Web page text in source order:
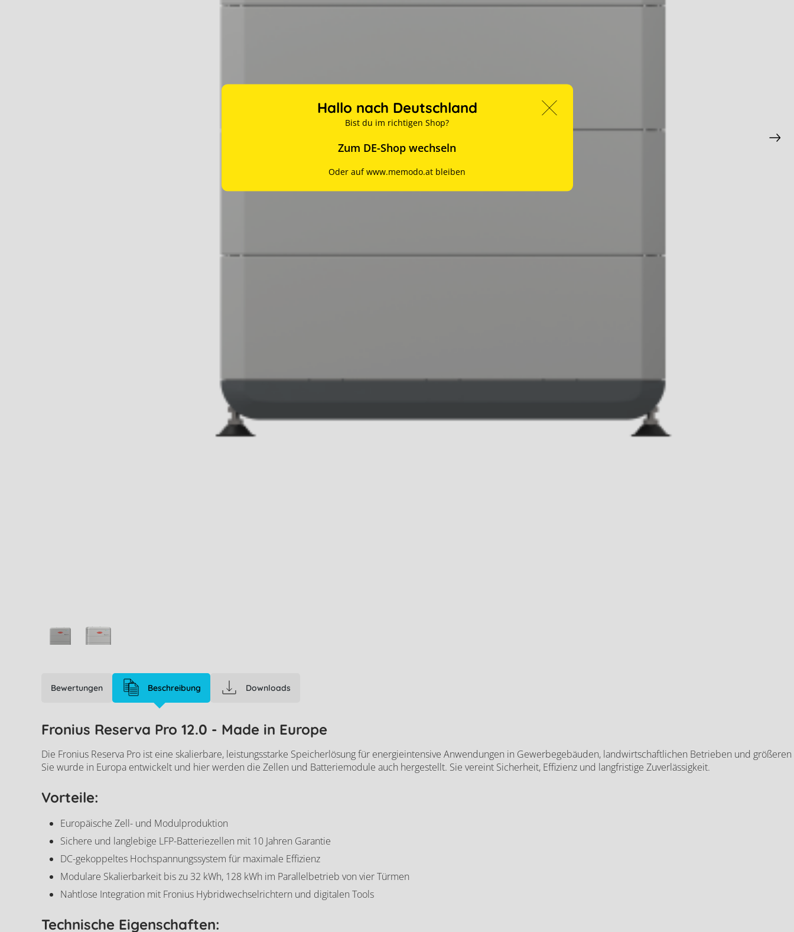
Bewertungen Beschreibung Downloads
Fronius Reserva Pro 12.0 - Made in Europe
Die Fronius Reserva Pro ist eine skalierbare, leistungsstarke Speicherlösung für energieintensive Anwendungen in Gewerbegebäuden, landwirtschaftlichen Betrieben und größeren
Sie wurde in Europa entwickelt und hier werden die Zellen und Batteriemodule auch hergestellt. Sie vereint Sicherheit, Effizienz und langfristige Zuverlässigkeit.
Vorteile:
Europäische Zell- und Modulproduktion
Sichere und langlebige LFP-Batteriezellen mit 10 Jahren Garantie
DC-gekoppeltes Hochspannungssystem für maximale Effizienz
Modulare Skalierbarkeit bis zu 32 kWh, 128 kWh im Parallelbetrieb von vier Türmen
Nahtlose Integration mit Fronius Hybridwechselrichtern und digitalen Tools
Technische Eigenschaften:
Hallo nach Deutschland
Bist du im richtigen Shop?
Zum DE-Shop wechseln
Oder auf www.memodo.at bleiben